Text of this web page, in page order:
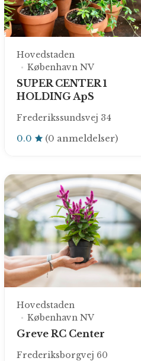
Hovedstaden
København NV
SUPER CENTER 1
HOLDING ApS
Frederikssundsvej 34
0.0 (0 anmeldelser)
Hovedstaden
København NV
Greve RC Center
Frederiksborgvej 60